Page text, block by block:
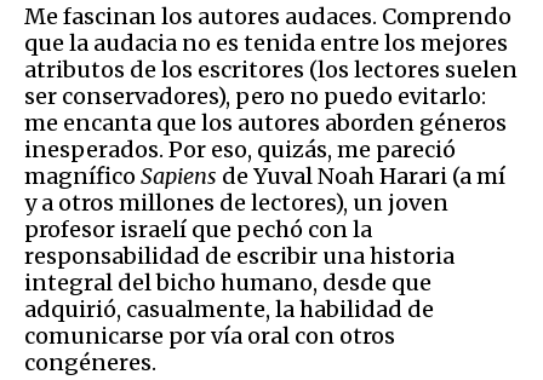
Me fascinan los autores audaces. Comprendo
que la audacia no es tenida entre los mejores
atributos de los escritores (los lectores suelen
ser conservadores), pero no puedo evitarlo:
me encanta que los autores aborden géneros
inesperados. Por eso, quizás, me pareció
magnífico Sapiens de Yuval Noah Harari (a mí
y a otros millones de lectores), un joven
profesor israelí que pechó con la
responsabilidad de escribir una historia
integral del bicho humano, desde que
adquirió, casualmente, la habilidad de
comunicarse por vía oral con otros
congéneres.